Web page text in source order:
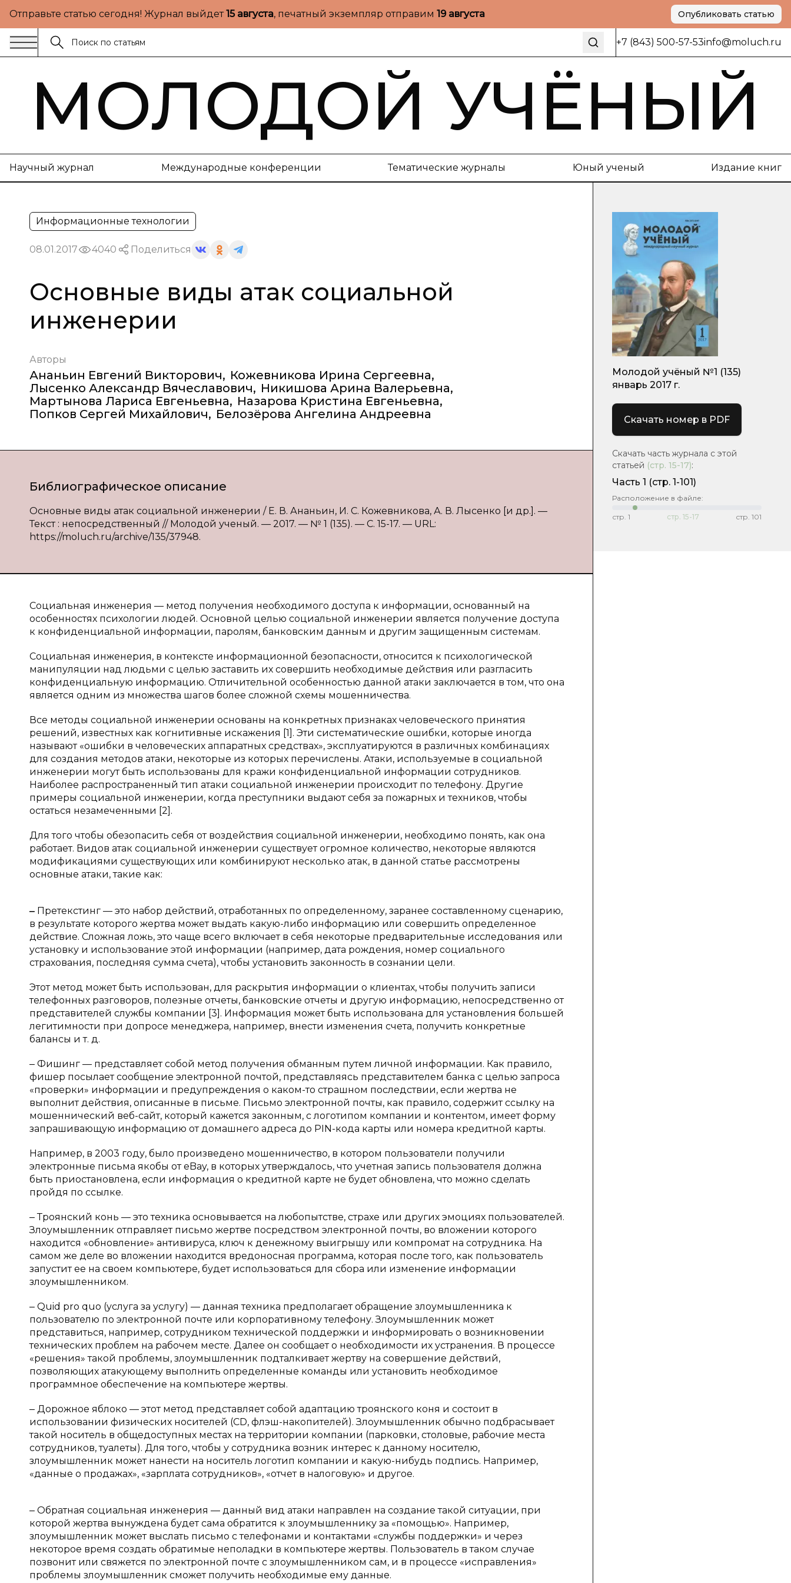
Отправьте статью сегодня! Журнал выйдет15 августа, печатный экземпляр отправим 19 августа Опубликовать статью
+7 (843) 500-57-53info@moluch.ru
МОЛОДОЙ УЧЁНЫЙ
Научный журнал Международные конференции Тематические журналы Юный ученый Издание книг
Информационные технологии
08.01.2017 4040 Поделиться
Основные виды атак социальной
инженерии
Авторы
Ананьин Евгений Викторович, Кожевникова Ирина Сергеевна,
Лысенко Александр Вячеславович, Никишова Арина Валерьевна,
Мартынова Лариса Евгеньевна, Назарова Кристина Евгеньевна,
Попков Сергей Михайлович, Белозёрова Ангелина Андреевна
Библиографическое описание
Основные виды атак социальной инженерии / Е. В. Ананьин, И. С. Кожевникова, А. В. Лысенко [и др.]. —
Текст : непосредственный // Молодой ученый. — 2017. — № 1 (135). — С. 15-17. — URL:
https://moluch.ru/archive/135/37948.
Социальная инженерия — метод получения необходимого доступа к информации, основанный на
особенностях психологии людей. Основной целью социальной инженерии является получение доступа
к конфиденциальной информации, паролям, банковским данным и другим защищенным системам.
Социальная инженерия, в контексте информационной безопасности, относится к психологической
манипуляции над людьми с целью заставить их совершить необходимые действия или разгласить
конфиденциальную информацию. Отличительной особенностью данной атаки заключается в том, что она
является одним из множества шагов более сложной схемы мошенничества.
Все методы социальной инженерии основаны на конкретных признаках человеческого принятия
решений, известных как когнитивные искажения [1]. Эти систематические ошибки, которые иногда
называют «ошибки в человеческих аппаратных средствах», эксплуатируются в различных комбинациях
для создания методов атаки, некоторые из которых перечислены. Атаки, используемые в социальной
инженерии могут быть использованы для кражи конфиденциальной информации сотрудников.
Наиболее распространенный тип атаки социальной инженерии происходит по телефону. Другие
примеры социальной инженерии, когда преступники выдают себя за пожарных и техников, чтобы
остаться незамеченными [2].
Для того чтобы обезопасить себя от воздействия социальной инженерии, необходимо понять, как она
работает. Видов атак социальной инженерии существует огромное количество, некоторые являются
модификациями существующих или комбинируют несколько атак, в данной статье рассмотрены
основные атаки, такие как:
‒ Претекстинг — это набор действий, отработанных по определенному, заранее составленному сценарию,
в результате которого жертва может выдать какую-либо информацию или совершить определенное
действие. Сложная ложь, это чаще всего включает в себя некоторые предварительные исследования или
установку и использование этой информации (например, дата рождения, номер социального
страхования, последняя сумма счета), чтобы установить законность в сознании цели.
Этот метод может быть использован, для раскрытия информации о клиентах, чтобы получить записи
телефонных разговоров, полезные отчеты, банковские отчеты и другую информацию, непосредственно от
представителей службы компании [3]. Информация может быть использована для установления большей
легитимности при допросе менеджера, например, внести изменения счета, получить конкретные
балансы и т. д.
‒ Фишинг — представляет собой метод получения обманным путем личной информации. Как правило,
фишер посылает сообщение электронной почтой, представляясь представителем банка с целью запроса
«проверки» информации и предупреждения о каком-то страшном последствии, если жертва не
выполнит действия, описанные в письме. Письмо электронной почты, как правило, содержит ссылку на
мошеннический веб-сайт, который кажется законным, с логотипом компании и контентом, имеет форму
запрашивающую информацию от домашнего адреса до PIN-кода карты или номера кредитной карты.
Например, в 2003 году, было произведено мошенничество, в котором пользователи получили
электронные письма якобы от eBay, в которых утверждалось, что учетная запись пользователя должна
быть приостановлена, если информация о кредитной карте не будет обновлена, что можно сделать
пройдя по ссылке.
‒ Троянский конь — это техника основывается на любопытстве, страхе или других эмоциях пользователей.
Злоумышленник отправляет письмо жертве посредством электронной почты, во вложении которого
находится «обновление» антивируса, ключ к денежному выигрышу или компромат на сотрудника. На
самом же деле во вложении находится вредоносная программа, которая после того, как пользователь
запустит ее на своем компьютере, будет использоваться для сбора или изменение информации
злоумышленником.
‒ Quid pro quo (услуга за услугу) — данная техника предполагает обращение злоумышленника к
пользователю по электронной почте или корпоративному телефону. Злоумышленник может
представиться, например, сотрудником технической поддержки и информировать о возникновении
технических проблем на рабочем месте. Далее он сообщает о необходимости их устранения. В процессе
«решения» такой проблемы, злоумышленник подталкивает жертву на совершение действий,
позволяющих атакующему выполнить определенные команды или установить необходимое
программное обеспечение на компьютере жертвы.
‒ Дорожное яблоко — этот метод представляет собой адаптацию троянского коня и состоит в
использовании физических носителей (CD, флэш-накопителей). Злоумышленник обычно подбрасывает
такой носитель в общедоступных местах на территории компании (парковки, столовые, рабочие места
сотрудников, туалеты). Для того, чтобы у сотрудника возник интерес к данному носителю,
злоумышленник может нанести на носитель логотип компании и какую-нибудь подпись. Например,
«данные о продажах», «зарплата сотрудников», «отчет в налоговую» и другое.
‒ Обратная социальная инженерия — данный вид атаки направлен на создание такой ситуации, при
которой жертва вынуждена будет сама обратится к злоумышленнику за «помощью». Например,
злоумышленник может выслать письмо с телефонами и контактами «службы поддержки» и через
некоторое время создать обратимые неполадки в компьютере жертвы. Пользователь в таком случае
позвонит или свяжется по электронной почте с злоумышленником сам, и в процессе «исправления»
проблемы злоумышленник сможет получить необходимые ему данные.
Молодой учёный №1 (135)
январь 2017 г.
Скачать номер в PDF
Скачать часть журнала с этой
статьей (стр. 15-17):
Часть 1 (стр. 1-101)
Расположение в файле:
стр. 1 стр. 15-17 стр. 101